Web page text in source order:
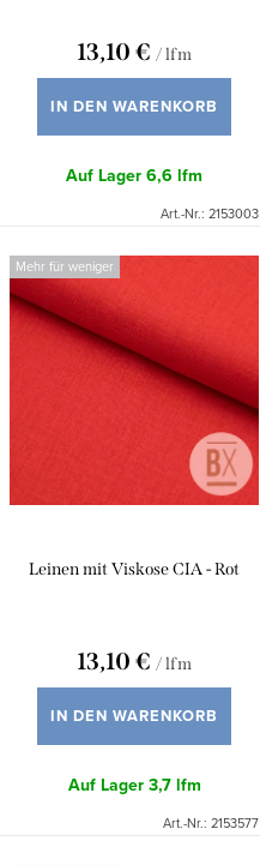
13,10 € / lfm
IN DEN WARENKORB
Auf Lager6,6 lfm
Art.-Nr.: 2153003
Mehr für weniger
Leinen mit Viskose CIA - Rot
13,10 € / lfm
IN DEN WARENKORB
Auf Lager3,7 lfm
Art.-Nr.: 2153577